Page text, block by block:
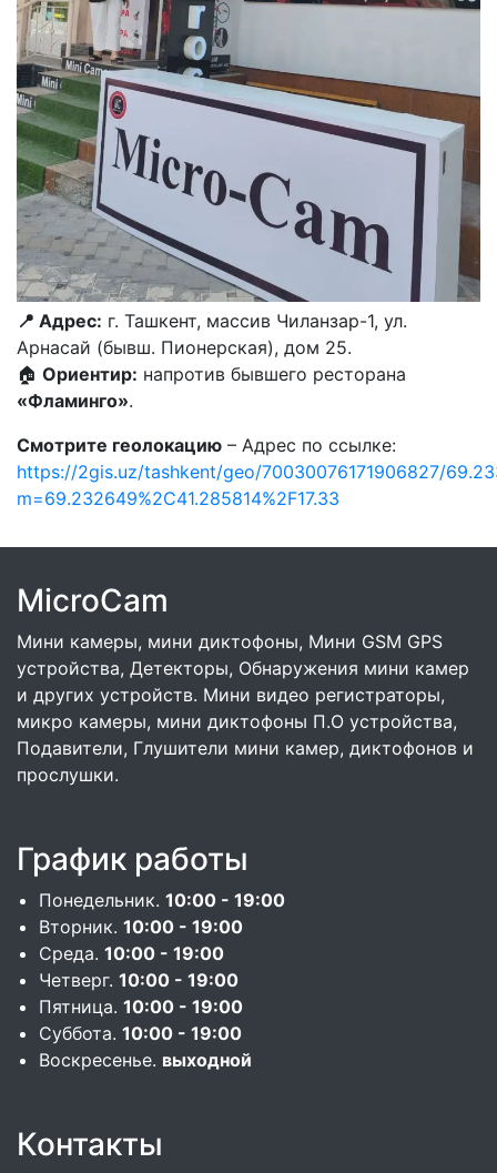
📍 Адрес: г. Ташкент, массив Чиланзар-1, ул.
Арнасай (бывш. Пионерская), дом 25.
🏠 Ориентир: напротив бывшего ресторана
«Фламинго».
Смотрите геолокацию – Адрес по ссылке:
https://2gis.uz/tashkent/geo/70030076171906827/
m=69.232649%2C41.285814%2F17.33
MicroCam
Мини камеры, мини диктофоны, Мини GSM GPS
устройства, Детекторы, Обнаружения мини камер
и других устройств. Мини видео регистраторы,
микро камеры, мини диктофоны П.О устройства,
Подавители, Глушители мини камер, диктофонов и
прослушки.
График работы
Понедельник. 10:00 - 19:00
Вторник. 10:00 - 19:00
Среда. 10:00 - 19:00
Четверг. 10:00 - 19:00
Пятница. 10:00 - 19:00
Суббота. 10:00 - 19:00
Воскресенье. выходной
Контакты